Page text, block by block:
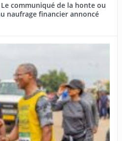
Le communiqué de la honte ou
naufrage financier annoncé